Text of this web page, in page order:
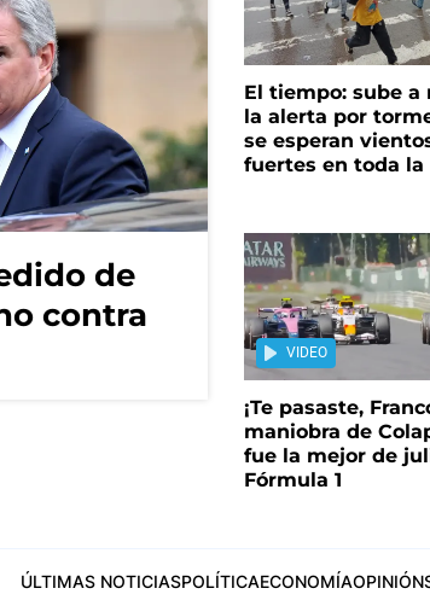
de
contra
El tiempo: sube a
la alerta por
se esperan
fuertes en toda la
VIDEO
¡Te pasaste,
maniobra de
fue la mejor de
Fórmula 1
ÚLTIMAS NOTICIASPOLÍTICAECONOMÍAOPINIÓN